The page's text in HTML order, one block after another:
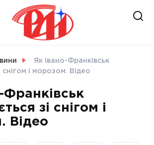
Як Івано-Франківськ
снігом і морозом. Відео
Франківськ
зі снігом і
Відео